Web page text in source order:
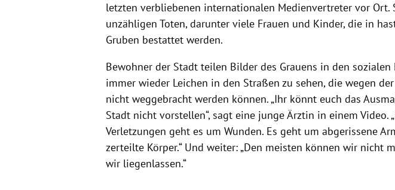
letzten verbliebenen internationalen Medienvertreter vor Ort.
unzähligen Toten, darunter viele Frauen und Kinder, die in
Gruben bestattet werden.
Bewohner der Stadt teilen Bilder des Grauens in den sozialen
immer wieder Leichen in den Straßen zu sehen, die wegen
nicht weggebracht werden können. „Ihr könnt euch das
Stadt nicht vorstellen“, sagt eine junge Ärztin in einem Video.
Verletzungen geht es um Wunden. Es geht um abgerissene
zerteilte Körper.“ Und weiter: „Den meisten können wir nicht
wir liegenlassen.“